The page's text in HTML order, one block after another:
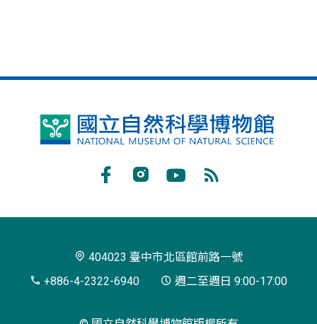
國
博
閱
404023 臺中市北區館前路一號
+886-4-2322-6940
週二至週日 9:00-17:00